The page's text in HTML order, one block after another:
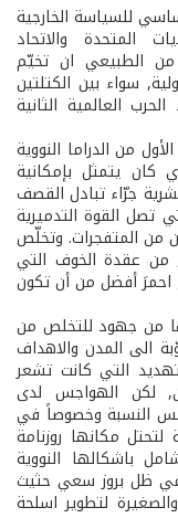
للسياسة الخارجية
المتحدة والاتحاد
من الطبيعي ان تخيّم
سواء بين الكتلتين
العالمية الثانية
من الدراما النووية
كان يتمثل بإمكانية
جرّاء تبادل القصف
تصل القوة التدميرية
من المتفجرات. وتخلّص
من عقدة الخوف التي
احمرَ أفضل من أن تكون
من جهود للتخلص من
الى المدن والاهداف
التي كانت تشعر
لكن الهواجس لدى
النسبة وخصوصاً في
لتحتل مكانها روزنامة
باشكالها النووية
في ظل بروز سعي حثيث
لتطوير اسلحة